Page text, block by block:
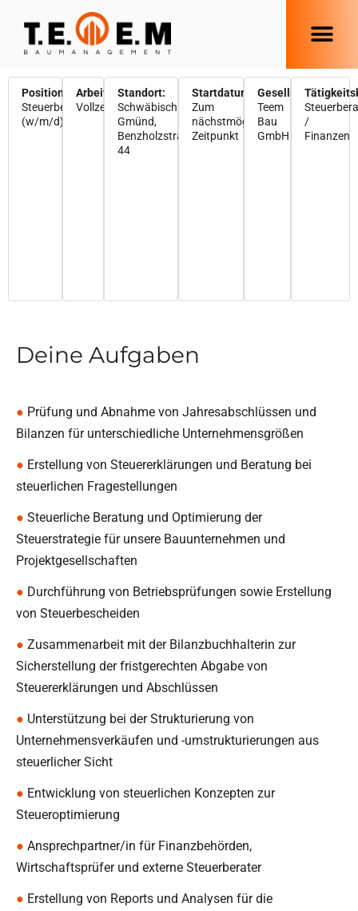
Position:
Steuerberater
(w/m/d)
Arbeitszeit:
Vollzeit
Standort:
Schwäbisch
Gmünd,
Benzholzstraße
44
Startdatum:
Zum
nächstmöglichen
Zeitpunkt
Gesellschaft:
Teem
Bau
GmbH
/
Finanzen
Deine Aufgaben
● Prüfung und Abnahme von Jahresabschlüssen und
Bilanzen für unterschiedliche Unternehmensgrößen
● Erstellung von Steuererklärungen und Beratung bei
steuerlichen Fragestellungen
● Steuerliche Beratung und Optimierung der
Steuerstrategie für unsere Bauunternehmen und
Projektgesellschaften
● Durchführung von Betriebsprüfungen sowie Erstellung
von Steuerbescheiden
● Zusammenarbeit mit der Bilanzbuchhalterin zur
Sicherstellung der fristgerechten Abgabe von
Steuererklärungen und Abschlüssen
● Unterstützung bei der Strukturierung von
Unternehmensverkäufen und -umstrukturierungen aus
steuerlicher Sicht
● Entwicklung von steuerlichen Konzepten zur
Steueroptimierung
● Ansprechpartner/in für Finanzbehörden,
Wirtschaftsprüfer und externe Steuerberater
● Erstellung von Reports und Analysen für die